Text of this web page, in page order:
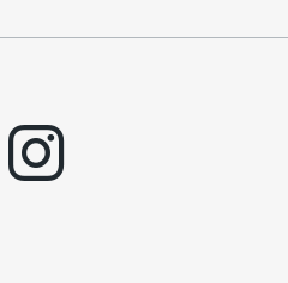
instagram